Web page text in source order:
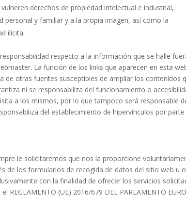
derechos de propiedad intelectual e industrial,
y familiar y a la propia imagen, así como la
ilícita.
respecto a la información que se halle
La función de los links que aparecen en esta
de otras fuentes susceptibles de ampliar los contenidos
ni se responsabiliza del funcionamiento o
a los mismos, por lo que tampoco será responsable
del establecimiento de hipervínculos por parte
le solicitaremos que nos la proporcione
de los formularios de recogida de datos del sitio web u
con la finalidad de ofrecer los servicios
(UE) 2016/679 DEL PARLAMENTO